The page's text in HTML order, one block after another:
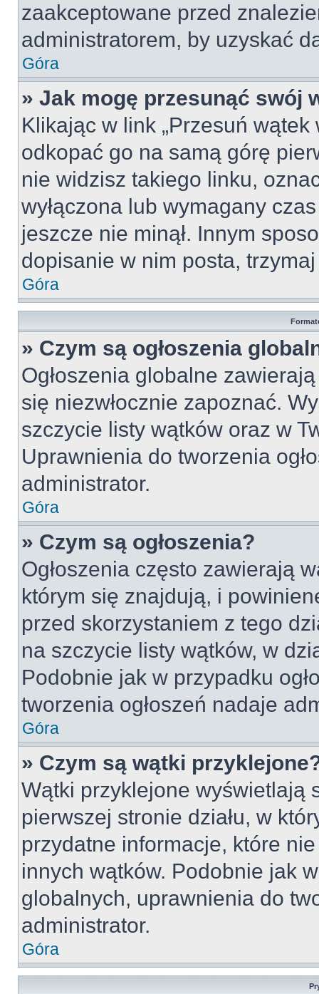
zaakceptowane przed
administratorem, by uzyskać
Góra
» Jak mogę przesunąć swój
Klikając w link „Przesuń
odkopać go na samą górę
nie widzisz takiego linku,
wyłączona lub wymagany
jeszcze nie minął. Innym
dopisanie w nim posta,
Góra
» Czym są ogłoszenia
Ogłoszenia globalne
się niezwłocznie zapoznać.
szczycie listy wątków oraz w
Uprawnienia do tworzenia
administrator.
Góra
» Czym są ogłoszenia?
Ogłoszenia często zawierają
którym się znajdują, i
przed skorzystaniem z tego
na szczycie listy wątków, w
Podobnie jak w przypadku
tworzenia ogłoszeń nadaje
Góra
» Czym są wątki
Wątki przyklejone wyświetlają
pierwszej stronie działu, w
przydatne informacje, które
innych wątków. Podobnie jak
globalnych, uprawnienia do
administrator.
Góra